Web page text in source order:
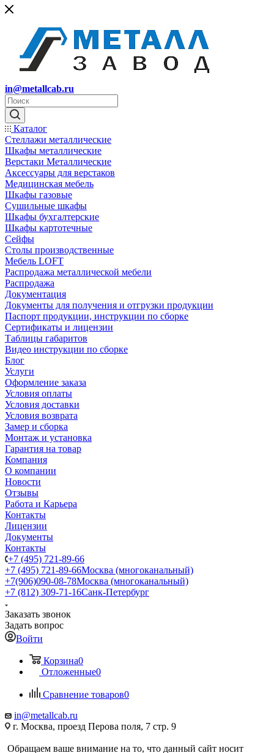
in@metallcab.ru
Каталог
Стеллажи металлические
Шкафы металлические
Верстаки Металлические
Аксессуары для верстаков
Медицинская мебель
Шкафы газовые
Сушильные шкафы
Шкафы бухгалтерские
Шкафы картотечные
Сейфы
Столы производственные
Мебель LOFT
Распродажа металлической мебели
Распродажа
Документация
Документы для получения и отгрузки продукции
Паспорт продукции, инструкции по сборке
Сертификаты и лицензии
Таблицы габаритов
Видео инструкции по сборке
Блог
Услуги
Оформление заказа
Условия оплаты
Условия доставки
Условия возврата
Замер и сборка
Монтаж и установка
Гарантия на товар
Компания
О компании
Новости
Отзывы
Работа и Карьера
Контакты
Лицензии
Документы
Контакты
+7 (495) 721-89-66
+7 (495) 721-89-66Москва (многоканальный)
+7(906)090-08-78Москва (многоканальный)
+7 (812) 309-71-16Санк-Петербург
Заказать звонок
Задать вопрос
Войти
Корзина0
Отложенные0
Сравнение товаров0
in@metallcab.ru
г. Москва, проезд Перова поля, 7 стр. 9
Обращаем ваше внимание на то, что данный сайт носит